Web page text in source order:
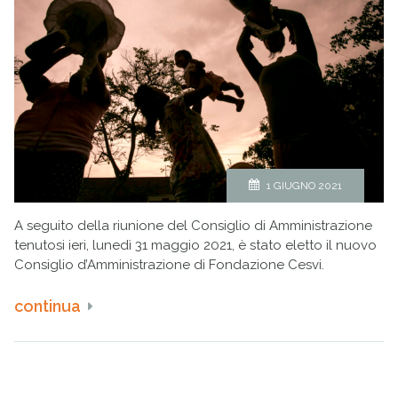
1 GIUGNO 2021
A seguito della riunione del Consiglio di Amministrazione
tenutosi ieri, lunedì 31 maggio 2021, è stato eletto il nuovo
Consiglio d’Amministrazione di Fondazione Cesvi.
continua